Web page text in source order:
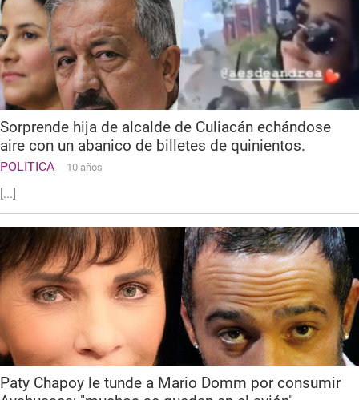
Sorprende hija de alcalde de Culiacán echándose
aire con un abanico de billetes de quinientos.
POLITICA 10 años
[...]
Paty Chapoy le tunde a Mario Domm por consumir